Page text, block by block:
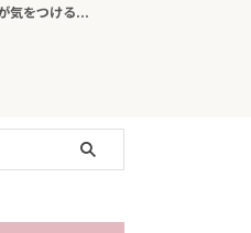
気をつける...